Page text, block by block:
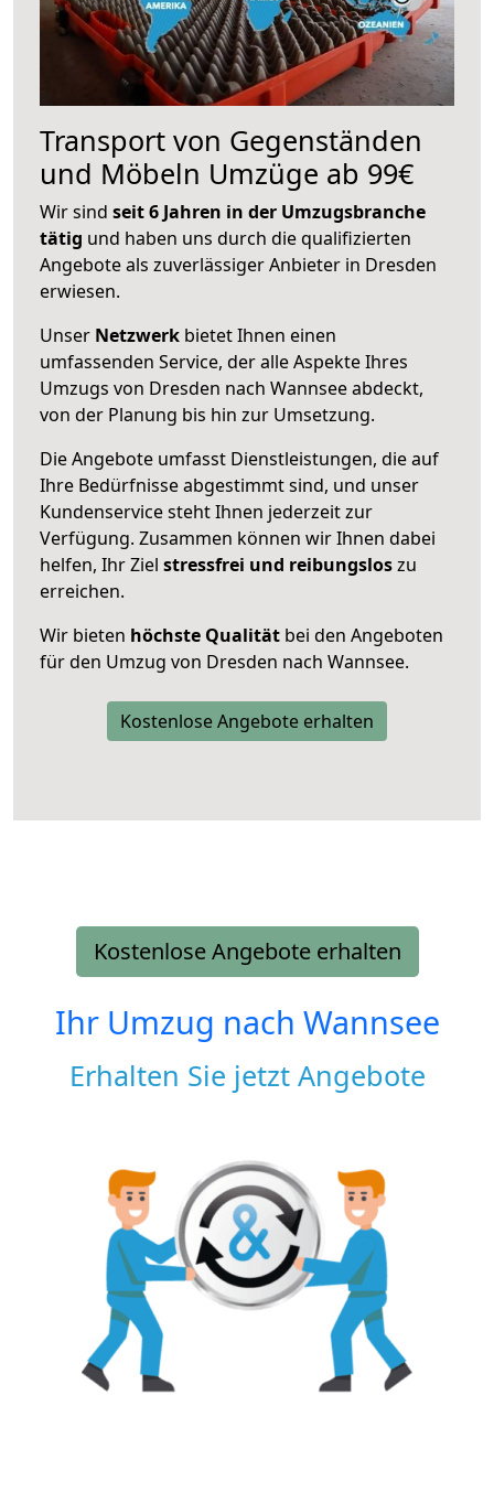
Transport von Gegenständen
und Möbeln Umzüge ab 99€
Wir sind seit 6 Jahren in der Umzugsbranche
tätig und haben uns durch die qualifizierten
Angebote als zuverlässiger Anbieter in Dresden
erwiesen.
Unser Netzwerk bietet Ihnen einen
umfassenden Service, der alle Aspekte Ihres
Umzugs von Dresden nach Wannsee abdeckt,
von der Planung bis hin zur Umsetzung.
Die Angebote umfasst Dienstleistungen, die auf
Ihre Bedürfnisse abgestimmt sind, und unser
Kundenservice steht Ihnen jederzeit zur
Verfügung. Zusammen können wir Ihnen dabei
helfen, Ihr Ziel stressfrei und reibungsloszu
erreichen.
Wir bieten höchste Qualität bei den Angeboten
für den Umzug von Dresden nach Wannsee.
Kostenlose Angebote erhalten
Kostenlose Angebote erhalten
Ihr Umzug nach Wannsee
Erhalten Sie jetzt Angebote